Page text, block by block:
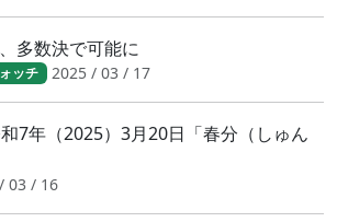
多数決で可能に
ッチ 2025 / 03 / 17
年（2025）3月20日「春分（しゅん
03 / 16